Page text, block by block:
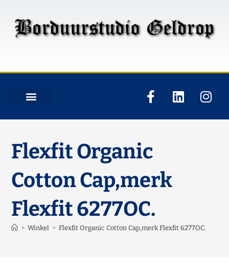
Flexfit Organic
Cotton Cap,merk
Flexfit 6277OC.
> Winkel > Flexfit Organic Cotton Cap,merk Flexfit 6277OC.